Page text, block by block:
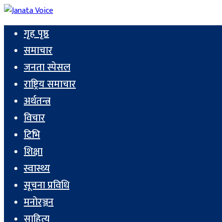
गृह पृष्ठ
समाचार
जनता स्पेसल
राष्ट्रिय समाचार
अर्थतन्त्र
विचार
टिभि
शिक्षा
स्वास्थ्य
सूचना प्रविधि
मनोरञ्जन